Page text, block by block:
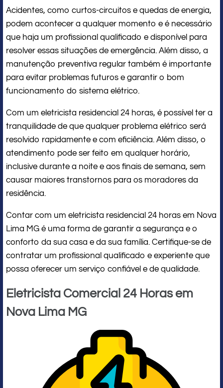
Acidentes, como curtos-circuitos e quedas de energia,
podem acontecer a qualquer momento e é necessário
que haja um profissional qualificado e disponível para
resolver essas situações de emergência. Além disso, a
manutenção preventiva regular também é importante
para evitar problemas futuros e garantir o bom
funcionamento do sistema elétrico.
Com um eletricista residencial 24 horas, é possível ter a
tranquilidade de que qualquer problema elétrico será
resolvido rapidamente e com eficiência. Além disso, o
atendimento pode ser feito em qualquer horário,
inclusive durante a noite e aos finais de semana, sem
causar maiores transtornos para os moradores da
residência.
Contar com um eletricista residencial 24 horas em Nova
Lima MG é uma forma de garantir a segurança e o
conforto da sua casa e da sua família. Certifique-se de
contratar um profissional qualificado e experiente que
possa oferecer um serviço confiável e de qualidade.
Eletricista Comercial 24 Horas em
Nova Lima MG